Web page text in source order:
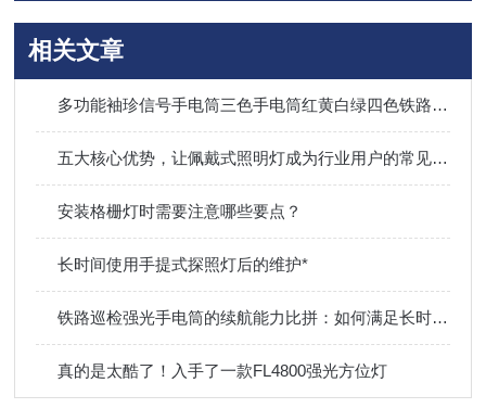
相关文章
多功能袖珍信号手电筒三色手电筒红黄白绿四色铁路信号灯强光信号
五大核心优势，让佩戴式照明灯成为行业用户的常见选择
安装格栅灯时需要注意哪些要点？
长时间使用手提式探照灯后的维护*
铁路巡检强光手电筒的续航能力比拼：如何满足长时间夜间作业需求？
真的是太酷了！入手了一款FL4800强光方位灯